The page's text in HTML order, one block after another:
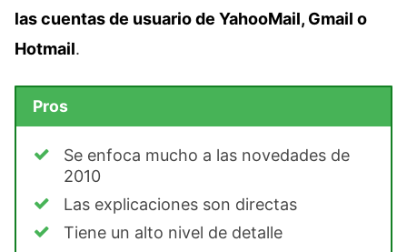
las cuentas de usuario de YahooMail, Gmail o
Hotmail.
Pros
Se enfoca mucho a las novedades de
2010
Las explicaciones son directas
Tiene un alto nivel de detalle